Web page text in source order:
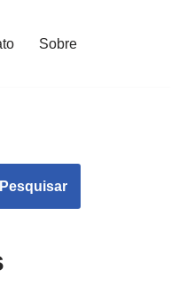
Sobre
Pesquisar